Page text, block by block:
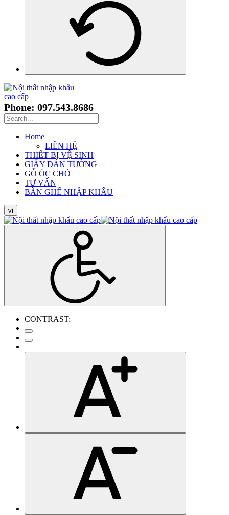
Phone: 097.543.8686
Home
LIÊN HỆ
THIẾT BỊ VỆ SINH
GIẤY DÁN TƯỜNG
GỖ ÓC CHÓ
TƯ VẤN
BÀN GHẾ NHẬP KHẨU
vi
CONTRAST: